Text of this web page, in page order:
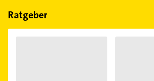
Feiertagen abweichen können.
Ratgeber